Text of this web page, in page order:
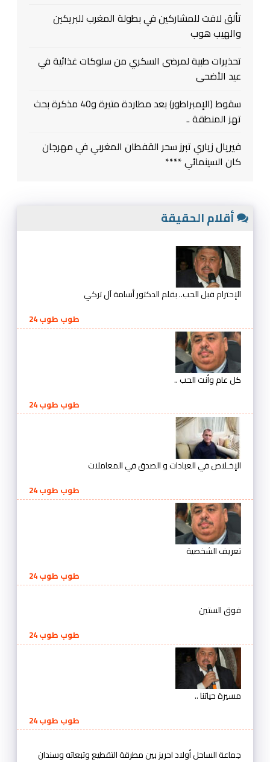
تألق لافت للمشاركين في بطولة المغرب للبريكين
والهيب هوب
تحذيرات طبية لمرضى السكري من سلوكات غذائية في
عيد الأضحى
سقوط (الإمبراطور) بعد مطاردة متيرة و40 مذكرة بحث
تهز المنطقة ..
فيريال زياري تبرز سحر القفطان المغربي في مهرجان
كان السينمائي ****
أقلام الحقيقة
الإحترام قبل الحب.. بقلم الدكتور أسامة آل تركي
طوب طوب 24
كل عام وأنت الحب ..
طوب طوب 24
الإخـلاص في العبادات و الصدق في المعاملات
طوب طوب 24
تعريف الشخصية
طوب طوب 24
فوق الستين
طوب طوب 24
مسيرة حياتنا ..
طوب طوب 24
جماعة الساحل أولاد احريز بين مطرقة التقطيع وتبعاته وسندان